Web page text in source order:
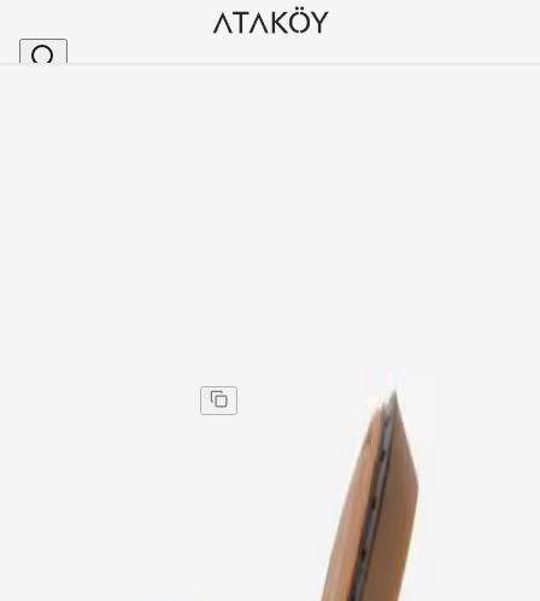
Kadın Hakiki Deri Püskül Detaylı Düz Terlik Bej Süet
Kadın Hakiki Deri Püskül Detaylı Düz Terlik Bej Süet